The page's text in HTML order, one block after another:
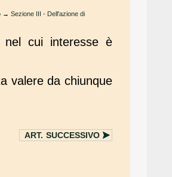
→ Sezione III - Dell'azione di
cui interesse è
valere da chiunque
ART. SUCCESSIVO